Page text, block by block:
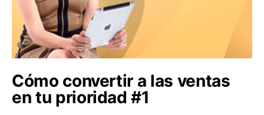
Cómo convertir a las ventas
en tu prioridad #1